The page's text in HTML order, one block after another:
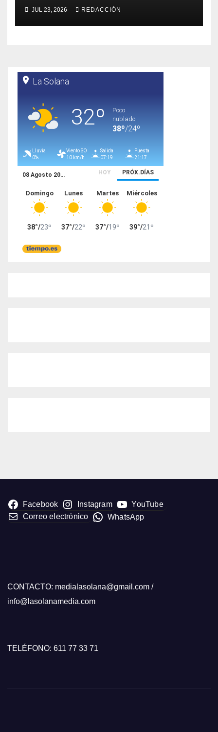
JUL 23, 2026 REDACCIÓN
Facebook Instagram
YouTube
Correo electrónico
WhatsApp
CONTACTO: medialasolana@gmail.com /
info@lasolanamedia.com
TELÉFONO: 611 77 33 71